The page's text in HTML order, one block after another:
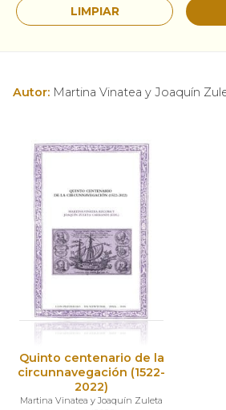
Autor: Martina Vinatea y Joaquín
Quinto centenario de la
circunnavegación (1522-
2022)
Martina Vinatea y Joaquín Zuleta